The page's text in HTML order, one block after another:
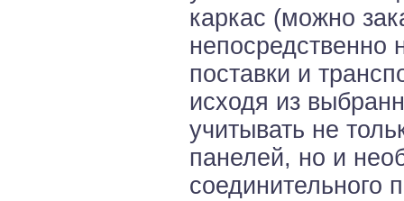
каркас (можно
непосредственно
поставки и
исходя из
учитывать не
панелей, но и
соединительного